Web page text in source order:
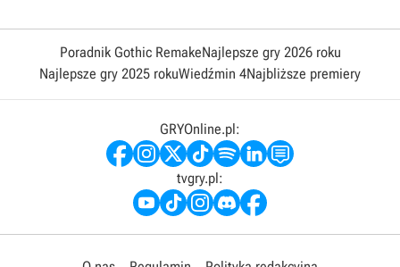
Poradnik Gothic RemakeNajlepsze gry 2026 roku
Najlepsze gry 2025 rokuWiedźmin 4Najbliższe premiery
GRYOnline.pl:
tvgry.pl: